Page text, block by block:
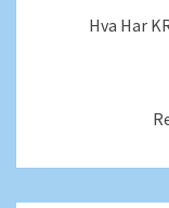
Hva Har